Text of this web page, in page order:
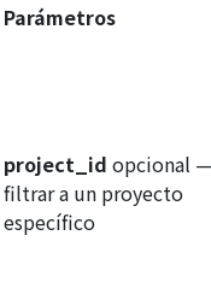
Parámetros
project_id opcional
filtrar a un proyecto
específico